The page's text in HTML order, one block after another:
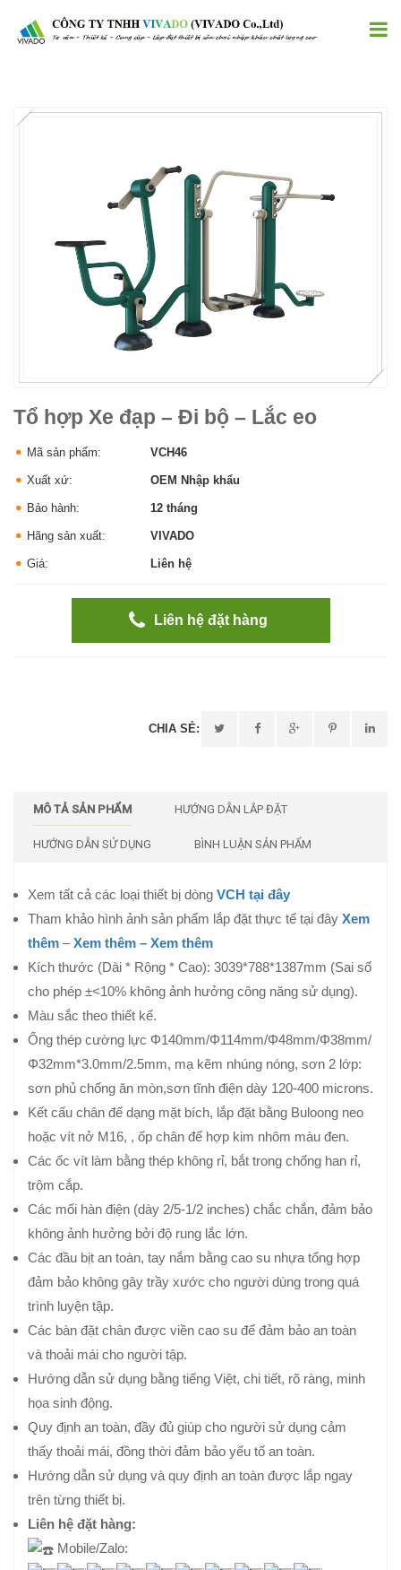
Tổ hợp Xe đạp – Đi bộ – Lắc eo
Mã sản phẩm: VCH46
Xuất xứ: OEM Nhập khẩu
Bảo hành: 12 tháng
Hãng sản xuất: VIVADO
Giá: Liên hệ
Liên hệ đặt hàng
CHIA SẺ:
MÔ TẢ SẢN PHẨM HƯỚNG DẪN LẮP ĐẶT
HƯỚNG DẪN SỬ DỤNG BÌNH LUẬN SẢN PHẨM
Xem tất cả các loại thiết bị dòng VCH tại đây
Tham khảo hình ảnh sản phẩm lắp đặt thực tế tại đây Xem
thêm –Xem thêm – Xem thêm
Kích thước (Dài * Rộng * Cao): 3039*788*1387mm (Sai số
cho phép ±<10% không ảnh hưởng công năng sử dụng).
Màu sắc theo thiết kế.
Ống thép cường lực Φ140mm/Φ114mm/Φ48mm/Φ38mm/
Φ32mm*3.0mm/2.5mm, mạ kẽm nhúng nóng, sơn 2 lớp:
sơn phủ chống ăn mòn,sơn tĩnh điện dày 120-400 microns.
Kết cấu chân đế dạng mặt bích, lắp đặt bằng Buloong neo
hoặc vít nở M16, , ốp chân đế hợp kim nhôm màu đen.
Các ốc vít làm bằng thép không rỉ, bắt trong chống han rỉ,
trộm cắp.
Các mối hàn điện (dày 2/5-1/2 inches) chắc chắn, đảm bảo
không ảnh hưởng bởi độ rung lắc lớn.
Các đầu bịt an toàn, tay nắm bằng cao su nhựa tổng hợp
đảm bảo không gây trầy xước cho người dùng trong quá
trình luyện tập.
Các bàn đặt chân được viền cao su để đảm bảo an toàn
và thoải mái cho người tập.
Hướng dẫn sử dụng bằng tiếng Việt, chi tiết, rõ ràng, minh
họa sinh động.
Quy định an toàn, đầy đủ giúp cho người sử dụng cảm
thấy thoải mái, đồng thời đảm bảo yếu tố an toàn.
Hướng dẫn sử dụng và quy định an toàn được lắp ngay
trên từng thiết bị.
Liên hệ đặt hàng:
Mobile/Zalo: